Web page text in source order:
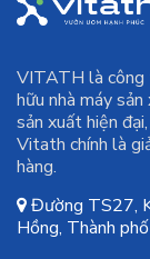
VITATH là công
hữu nhà máy
sản xuất hiện
Vitath chính là
hàng.
Đường TS27,
Hồng, Thành